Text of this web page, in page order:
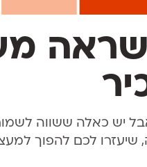
השראה
יש כאלה ששווה
שיעזרו לכם להפוך